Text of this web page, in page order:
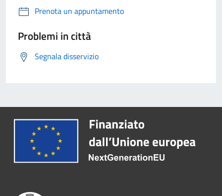
Prenota un appuntamento
Problemi in città
Segnala disservizio